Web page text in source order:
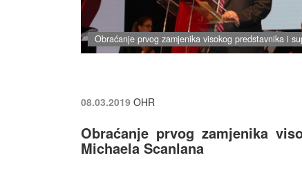
Obraćanje prvog zamjenika visokog predstavnika i
08.03.2019 OHR
Obraćanje prvog zamjenika
Michaela Scanlana